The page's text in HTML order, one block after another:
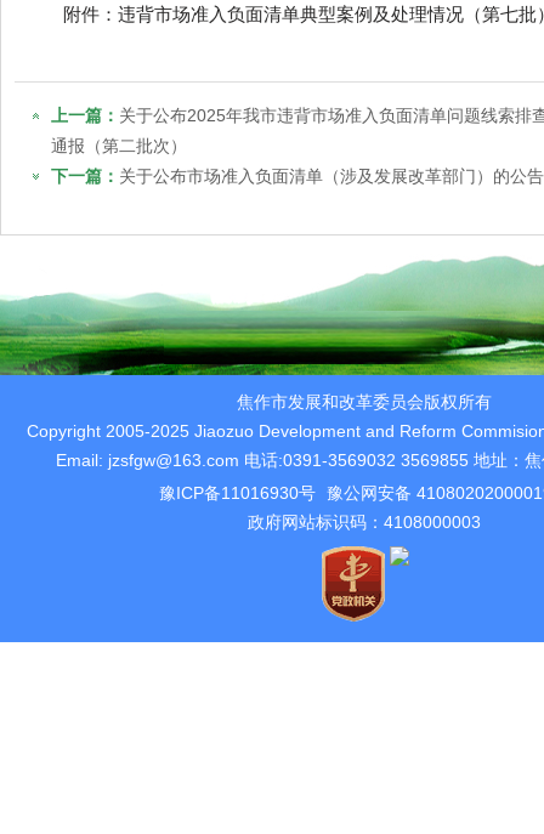
附件：违背市场准入负面清单典型案例及处理情况（第七批
上一篇： 关于公布2025年我市违背市场准入负面清单问题线索排
通报（第二批次）
下一篇： 关于公布市场准入负面清单（涉及发展改革部门）的公告
焦作市发展和改革委员会版权所有
Copyright 2005-2025 Jiaozuo Development and Reform
Email: jzsfgw@163.com 电话:0391-3569032 3569855 地址：
豫ICP备11016930号 豫公网安备
政府网站标识码：4108000003